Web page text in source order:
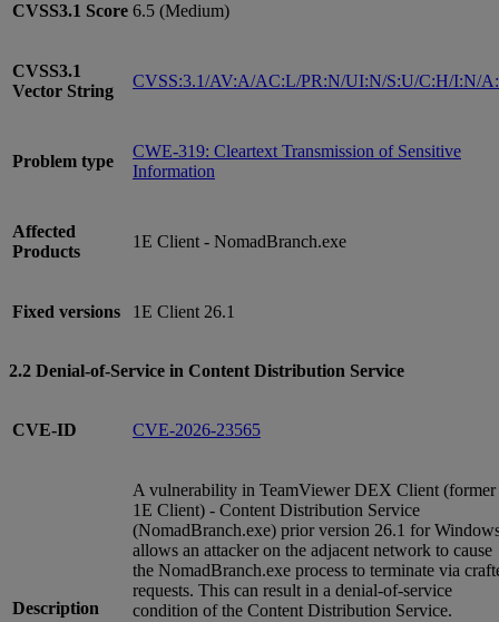
CVSS3.1 Score 6.5 (Medium)
CVSS3.1
Vector String
CVSS:3.1/AV:A/AC:L/PR:N/UI:N/S:U/C:H/I:N/
Problem type
CWE-319: Cleartext Transmission of Sensitive
Information
Affected
Products
1E Client - NomadBranch.exe
Fixed versions 1E Client 26.1
2.2 Denial-of-Service in Content Distribution Service
CVE-ID CVE-2026-23565
Description
A vulnerability in TeamViewer DEX Client (former
1E Client) - Content Distribution Service
(NomadBranch.exe) prior version 26.1 for
allows an attacker on the adjacent network to cause
the NomadBranch.exe process to terminate via
requests. This can result in a denial-of-service
condition of the Content Distribution Service.